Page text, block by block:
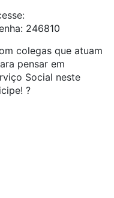
246810
colegas que atuam
pensar em
Social neste
?